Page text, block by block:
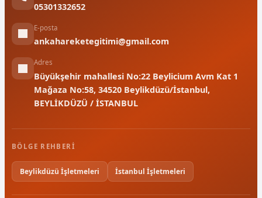
05301332652
E-posta
ankahareketegitimi@gmail.com
Adres
Büyükşehir mahallesi No:22 Beylicium Avm Kat 1
Mağaza No:58, 34520 Beylikdüzü/İstanbul,
BEYLİKDÜZÜ / İSTANBUL
BÖLGE REHBERI
Beylikdüzü İşletmeleri İstanbul İşletmeleri